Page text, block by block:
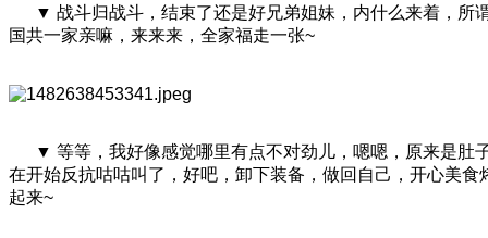
▼ 战斗归战斗，结束了还是好兄弟姐妹，内什么来着，所
国共一家亲嘛，来来来，全家福走一张~
▼ 等等，我好像感觉哪里有点不对劲儿，嗯嗯，原来是肚
在开始反抗咕咕叫了，好吧，卸下装备，做回自己，开心美食
起来~